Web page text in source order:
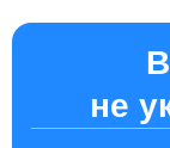
не